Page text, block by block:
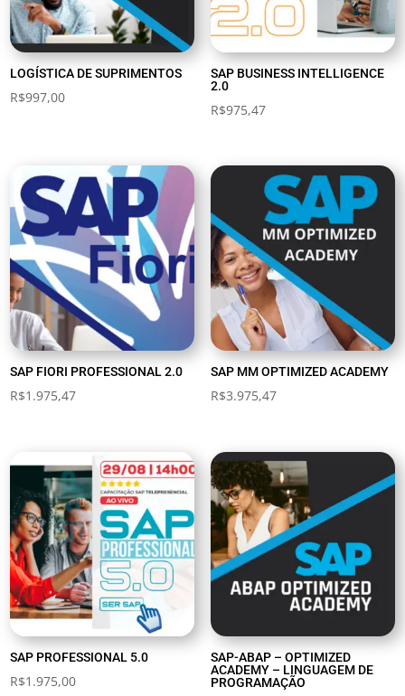
LOGÍSTICA DE SUPRIMENTOS
R$997,00
SAP BUSINESS INTELLIGENCE
2.0
R$975,47
SAP FIORI PROFESSIONAL 2.0
R$1.975,47
SAP MM OPTIMIZED ACADEMY
R$3.975,47
SAP PROFESSIONAL 5.0
R$1.975,00
SAP-ABAP – OPTIMIZED
ACADEMY – LINGUAGEM DE
PROGRAMAÇÃO